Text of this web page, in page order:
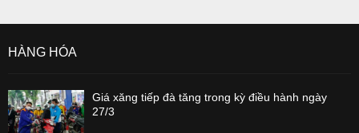
HÀNG HÓA
Giá xăng tiếp đà tăng trong kỳ điều hành ngày
27/3